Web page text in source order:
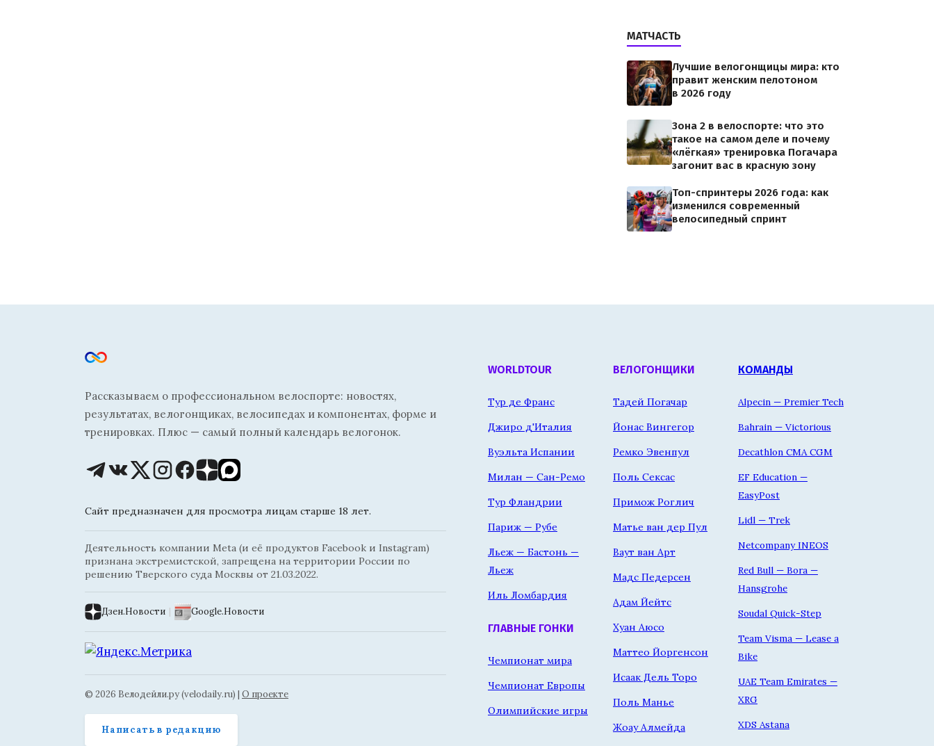
МАТЧАСТЬ
Лучшие велогонщицы мира: кто
правит женским пелотоном
в 2026 году
Зона 2 в велоспорте: что это
такое на самом деле и почему
«лёгкая» тренировка Погачара
загонит вас в красную зону
Топ-спринтеры 2026 года: как
изменился современный
велосипедный спринт
Рассказываем о профессиональном велоспорте: новостях,
результатах, велогонщиках, велосипедах и компонентах, форме и
тренировках. Плюс — самый полный календарь велогонок.
Сайт предназначен для просмотра лицам старше 18 лет.
Деятельность компании Meta (и её продуктов Facebook и Instagram)
признана экстремистской, запрещена на территории России по
решению Тверского суда Москвы от 21.03.2022.
Дзен.Новости | Google.Новости
© 2026 Велодейли.ру (velodaily.ru) | О проекте
Написать в редакцию
WORLDTOUR
Тур де Франс
Джиро д'Италия
Вуэльта Испании
Милан — Сан-Ремо
Тур Фландрии
Париж — Рубе
Льеж — Бастонь —
Льеж
Иль Ломбардия
ГЛАВНЫЕ ГОНКИ
Чемпионат мира
Чемпионат Европы
Олимпийские игры
ВЕЛОГОНЩИКИ
Тадей Погачар
Йонас Вингегор
Ремко Эвенпул
Поль Сексас
Примож Роглич
Матье ван дер Пул
Ваут ван Арт
Мадс Педерсен
Адам Йейтс
Хуан Аюсо
Маттео Йоргенсон
Исаак Дель Торо
Поль Манье
Жоау Алмейда
КОМАНДЫ
Alpecin — Premier Tech
Bahrain — Victorious
Decathlon CMA CGM
EF Education —
EasyPost
Lidl — Trek
Netcompany INEOS
Red Bull — Bora —
Hansgrohe
Soudal Quick-Step
Team Visma — Lease a
Bike
UAE Team Emirates —
XRG
XDS Astana